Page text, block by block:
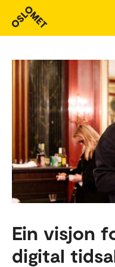
Ein visjon
digital